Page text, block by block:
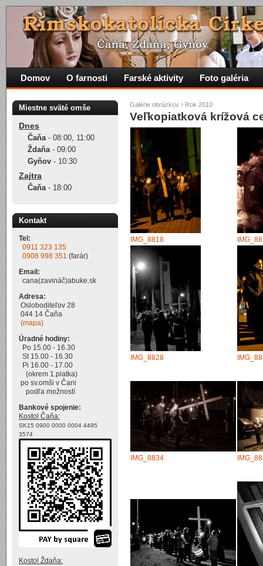
Galérie obrázkov › Rok 2010
Veľkopiatková krížová
IMG_8818
IMG_8828
IMG_8834
Domov O farnosti Farské aktivity Foto galéria
Miestne sväté omše
Dnes
Čaňa- 08:00, 11:00
Ždaňa- 09:00
Gyňov - 10:30
Zajtra
Čaňa- 18:00
Kontakt
Tel:
0911 323 135
0908 998 351 (farár)
Email:
cana(zavináč)abuke.sk
Adresa:
Osloboditeľov 28
044 14 Čaňa
(mapa)
Úradné hodiny:
Po 15.00 - 16.30
St 15.00 - 16.30
Pi 16.00 - 17.00
(okrem 1.piatka)
po sv.omši v Čani
podľa možností
Bankové spojenie:
Kostol Čaňa:
SK15 0900 0000 0004 4495
3574
Kostol Ždaňa: